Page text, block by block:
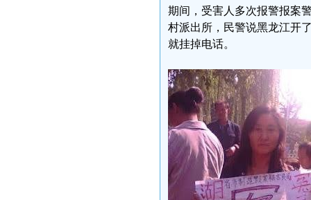
期间，受害人多次报警报案
村派出所，民警说黑龙江开
就挂掉电话。